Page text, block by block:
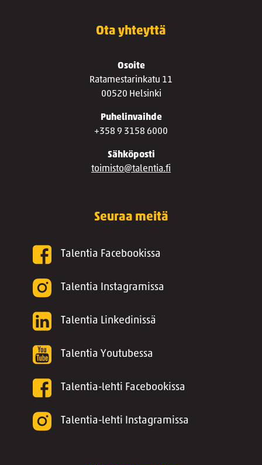
Ota yhteyttä
Osoite
Ratamestarinkatu 11
00520 Helsinki
Puhelinvaihde
+358 9 3158 6000
Sähköposti
toimisto@talentia.fi
Seuraa meitä
Talentia Facebookissa
Talentia Instagramissa
Talentia Linkedinissä
Talentia Youtubessa
Talentia-lehti Facebookissa
Talentia-lehti Instagramissa